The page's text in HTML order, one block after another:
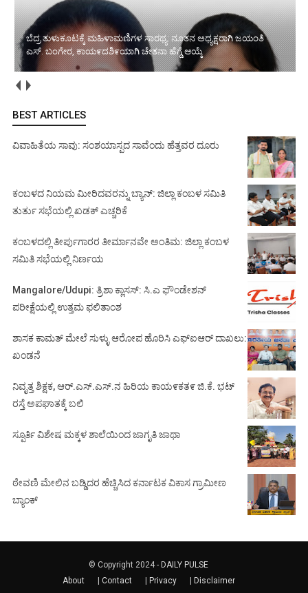
ಬೆದ್ರ ತುಳುಕೂಟಕ್ಕೆ ಮಹಿಳಾಮಣಿಗಳ ಸಾರಥ್ಯ: ನೂತನ ಅಧ್ಯಕ್ಷರಾಗಿ ಜಯಂತಿ
ಎಸ್. ಬಂಗೇರ, ಕಾಯ೯ದಶಿ೯ಯಾಗಿ ಚೇತನಾ ಹೆಗ್ಡೆ ಆಯ್ಕೆ
BEST ARTICLES
ವಿವಾಹಿತೆಯ ಸಾವು: ಸಂಶಯಾಸ್ಪದ ಸಾವೆಂದು ಹೆತ್ತವರ ದೂರು
ಕಂಬಳದ ನಿಯಮ ಮೀರಿದವರನ್ನು ಬ್ಯಾನ್: ಜಿಲ್ಲಾ ಕಂಬಳ ಸಮಿತಿ
ತುರ್ತು ಸಭೆಯಲ್ಲಿ ಖಡಕ್ ಎಚ್ಚರಿಕೆ
ಕಂಬಳದಲ್ಲಿ ತೀರ್ಪುಗಾರರ ತೀರ್ಮಾನವೇ ಅಂತಿಮ: ಜಿಲ್ಲಾ ಕಂಬಳ
ಸಮಿತಿ ಸಭೆಯಲ್ಲಿ ನಿರ್ಣಯ
Mangalore/Udupi: ತ್ರಿಶಾ ಕ್ಲಾಸಸ್: ಸಿ.ಎ ಫೌಂಡೇಶನ್
ಪರೀಕ್ಷೆಯಲ್ಲಿ ಉತ್ತಮ ಫಲಿತಾಂಶ
ಶಾಸಕ ಕಾಮತ್ ಮೇಲೆ ಸುಳ್ಳು ಆರೋಪ ಹೊರಿಸಿ ಎಫ್‌ಐಆರ್ ದಾಖಲು:
ಖಂಡನೆ
ನಿವೃತ್ತ ಶಿಕ್ಷಕ, ಆರ್.ಎಸ್.ಎಸ್.ನ ಹಿರಿಯ ಕಾಯ೯ಕತ೯ ಜಿ.ಕೆ. ಭಟ್
ರಸ್ತೆ ಅಪಘಾತಕ್ಕೆ ಬಲಿ
ಸ್ಪೂರ್ತಿ ವಿಶೇಷ ಮಕ್ಕಳ ಶಾಲೆಯಿಂದ ಜಾಗೃತಿ ಜಾಥಾ
ಠೇವಣಿ ಮೇಲಿನ ಬಡ್ಡಿದರ ಹೆಚ್ಚಿಸಿದ ಕರ್ನಾಟಕ ವಿಕಾಸ ಗ್ರಾಮೀಣ
ಬ್ಯಾಂಕ್
© Copyright 2024 - DAILY PULSE
About
| Contact | Privacy | Disclaimer